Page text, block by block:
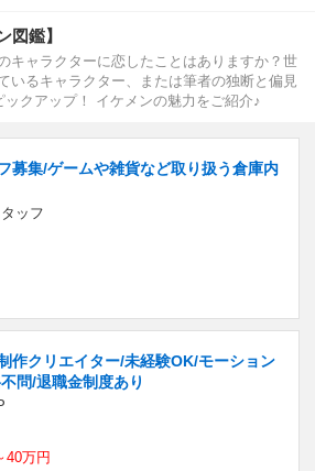
図鑑】
キャラクターに恋したことはありますか？世
いるキャラクター、または筆者の独断と偏見
ックアップ！ イケメンの魅力をご紹介♪
募集/ゲームや雑貨など取り扱う倉庫内
ッフ
作クリエイター/未経験OK/モーション
問/退職金制度あり
40万円